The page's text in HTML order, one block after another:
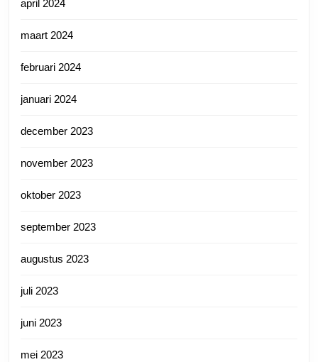
april 2024
maart 2024
februari 2024
januari 2024
december 2023
november 2023
oktober 2023
september 2023
augustus 2023
juli 2023
juni 2023
mei 2023